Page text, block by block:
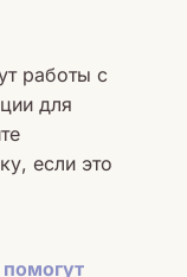
работы с
для
если это